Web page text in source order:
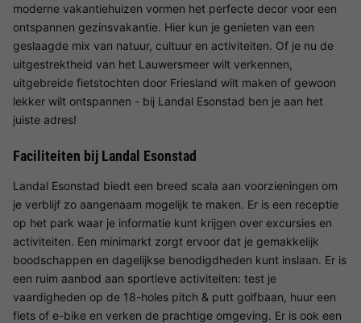
moderne vakantiehuizen vormen het perfecte decor voor een
ontspannen gezinsvakantie. Hier kun je genieten van een
geslaagde mix van natuur, cultuur en activiteiten. Of je nu de
uitgestrektheid van het Lauwersmeer wilt verkennen,
uitgebreide fietstochten door Friesland wilt maken of gewoon
lekker wilt ontspannen - bij Landal Esonstad ben je aan het
juiste adres!
Faciliteiten bij Landal Esonstad
Landal Esonstad biedt een breed scala aan voorzieningen om
je verblijf zo aangenaam mogelijk te maken. Er is een receptie
op het park waar je informatie kunt krijgen over excursies en
activiteiten. Een minimarkt zorgt ervoor dat je gemakkelijk
boodschappen en dagelijkse benodigdheden kunt inslaan. Er is
een ruim aanbod aan sportieve activiteiten: test je
vaardigheden op de 18-holes pitch & putt golfbaan, huur een
fiets of e-bike en verken de prachtige omgeving. Er is ook een